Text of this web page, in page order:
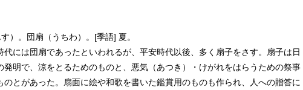
）。団扇（うちわ）。[季語] 夏。
代には団扇であったといわれるが、平安時代以後、多く扇子をさす。扇子は日
発明で、涼をとるためのものと、悪気（あつき）・けがれをはらうための祭事
のとがあった。扇面に絵や和歌を書いた鑑賞用のものも作られ、人への贈答に